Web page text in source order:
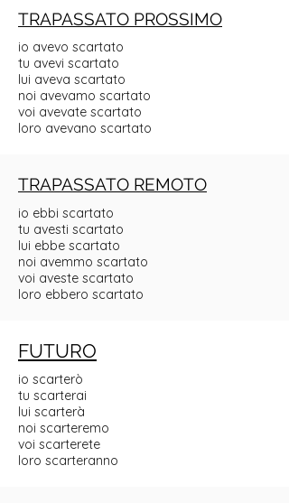
TRAPASSATO PROSSIMO
io avevo scartato
tu avevi scartato
lui aveva scartato
noi avevamo scartato
voi avevate scartato
loro avevano scartato
TRAPASSATO REMOTO
io ebbi scartato
tu avesti scartato
lui ebbe scartato
noi avemmo scartato
voi aveste scartato
loro ebbero scartato
FUTURO
io scarterò
tu scarterai
lui scarterà
noi scarteremo
voi scarterete
loro scarteranno